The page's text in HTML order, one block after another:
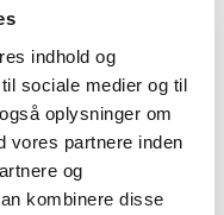
indhold og
sociale medier og til
oplysninger om
vores partnere inden
og
kombinere disse